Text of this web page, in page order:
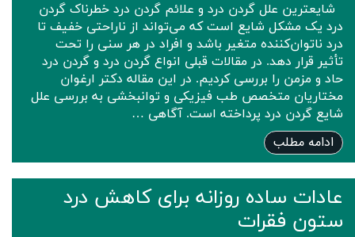
شایعترین علل گردن درد و علائم گردن درد خطرناک گردن‌
درد یک مشکل شایع است که می‌تواند از ناراحتی خفیف تا
درد ناتوان‌کننده متغیر باشد و افراد در هر سنی را تحت
تأثیر قرار دهد. در مقالات قبلی انواع گردن درد و گردن درد
حاد و مزمن را بررسی کردیم. در این مقاله دکتر ارغوان
مختاریان متخصص طب فیزیکی و توانبخشی به بررسی علل
شایع گردن درد پرداخته است. آگاهی …
ادامه مطلب
عادات ساده روزانه برای کاهش درد
ستون فقرات